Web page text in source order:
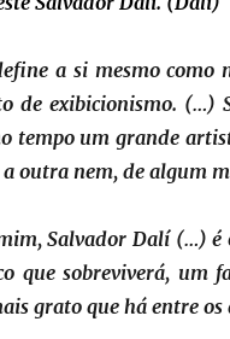
a si mesmo como
de exibicionismo. (…)
tempo um grande
outra nem, de algum
Salvador Dalí (…) é
que sobreviverá, um
grato que há entre